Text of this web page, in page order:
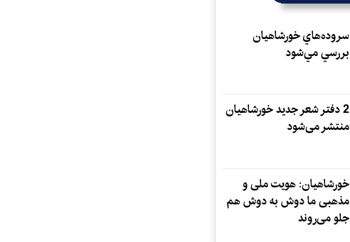
سروده‌هاي خورشاهيان
بررسي مي‌شود
2 دفتر شعر جدید خورشاهیان
منتشر می‌شود
خورشاهیان: هویت ملی و
مذهبی ما دوش به دوش هم
جلو می‌روند